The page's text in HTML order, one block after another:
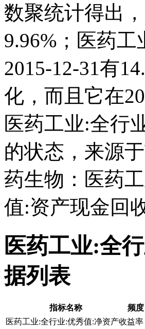
数聚统计得出
9.96%；医药
2015-12-31有
化，而且它在
医药工业:全行
的状态，来源
药生物：医药
值:资产现金回
医药工业:全
据列表
指标名称 频度
医药工业:全行业:优秀值:净资产收益率